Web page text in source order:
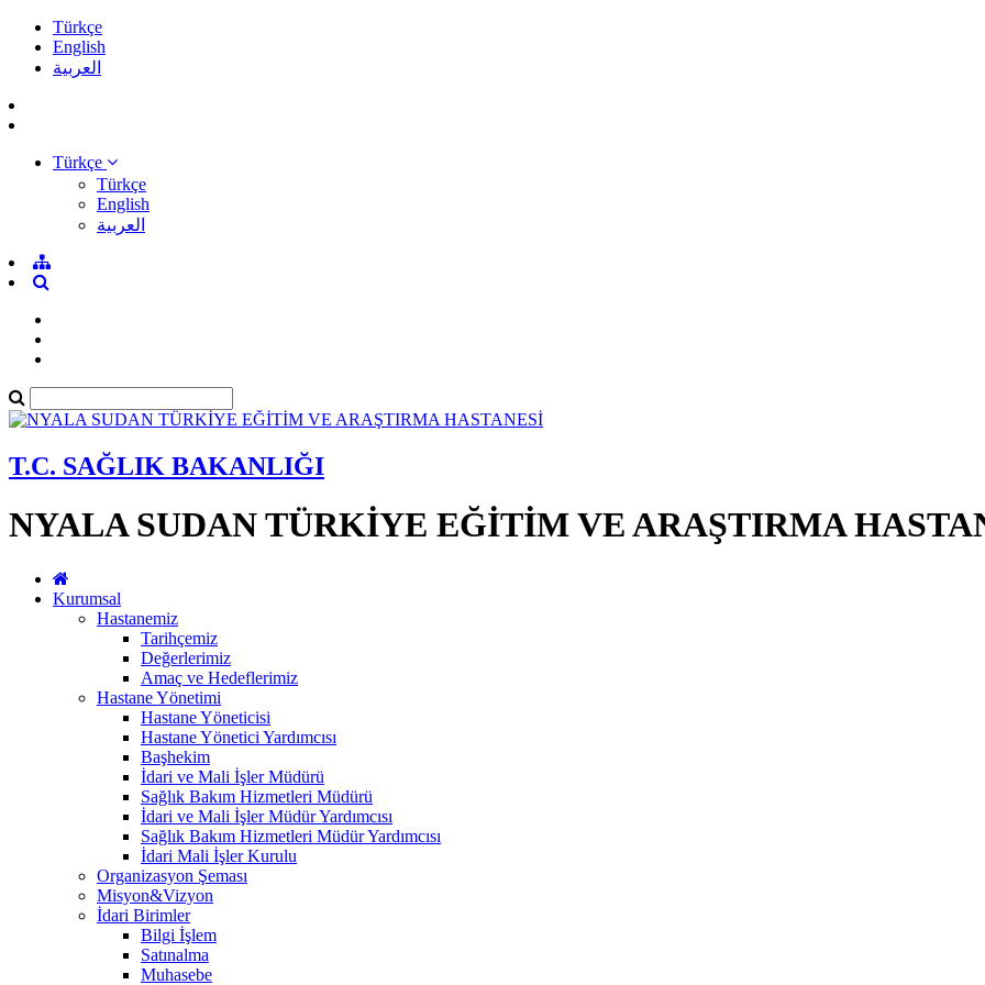
Türkçe
English
العربية
Türkçe
Türkçe
English
العربية
T.C. SAĞLIK BAKANLIĞI
NYALA SUDAN TÜRKİYE EĞİTİM VE ARAŞTIRMA
Kurumsal
Hastanemiz
Tarihçemiz
Değerlerimiz
Amaç ve Hedeflerimiz
Hastane Yönetimi
Hastane Yöneticisi
Hastane Yönetici Yardımcısı
Başhekim
İdari ve Mali İşler Müdürü
Sağlık Bakım Hizmetleri Müdürü
İdari ve Mali İşler Müdür Yardımcısı
Sağlık Bakım Hizmetleri Müdür Yardımcısı
İdari Mali İşler Kurulu
Organizasyon Şeması
Misyon&Vizyon
İdari Birimler
Bilgi İşlem
Satınalma
Muhasebe